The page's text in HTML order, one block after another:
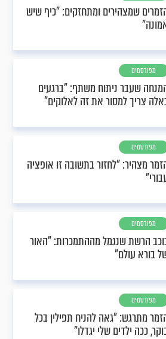
שמצהירים ומתחזקים: "כיף שיש
מפורסמים
שעבר ניתוח משתף: "ברגעים
צריך למסור את זה לאלוקים"
מפורסמים
מצהיר: "לחזור בתשובה זו אופציה
מפורסמים
הרשת שנגמל מההתמכרות: "האור
בורא עולם"
מפורסמים
מתרגש: "גאה להניח תפילין בכל
ככה ילדים שלי יגדלו"